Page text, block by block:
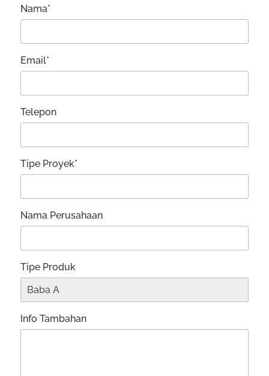
Nama*
Email*
Telepon
Tipe Proyek*
Nama Perusahaan
Tipe Produk
Info Tambahan